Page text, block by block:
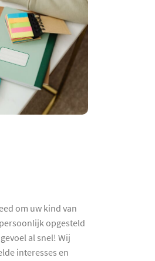
om uw kind van
opgesteld
al snel! Wij
interesses en